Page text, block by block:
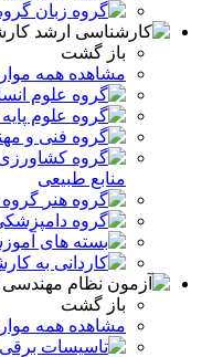
باز گشت
مشاهده همه
منابع طبیعی
گروه
باز گشت
مشاهده همه